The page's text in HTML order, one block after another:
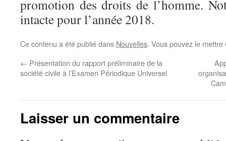
promotion des droits de l’homme.
intacte pour l’année 2018.
Ce contenu a été publié dans Nouvelles. Vous pouvez le
← Présentation du rapport préliminaire de la
société civile à l’Examen Périodique Universel
Laisser un commentaire